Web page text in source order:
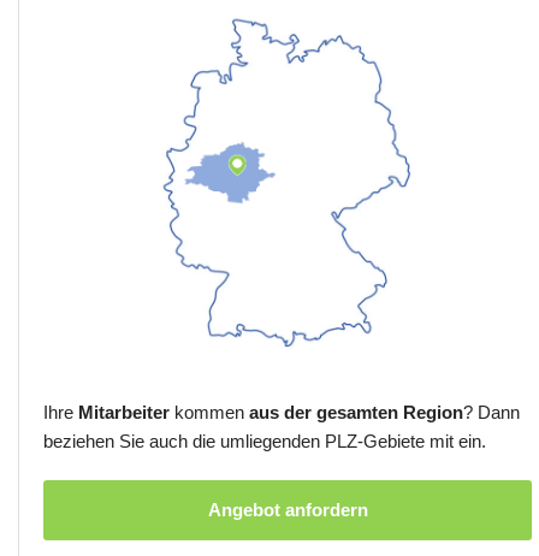
Ihre Mitarbeiter kommen aus der gesamten Region? Dann
beziehen Sie auch die umliegenden PLZ-Gebiete mit ein.
Angebot anfordern